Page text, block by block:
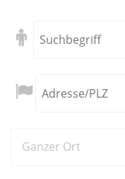
Ganzer Ort